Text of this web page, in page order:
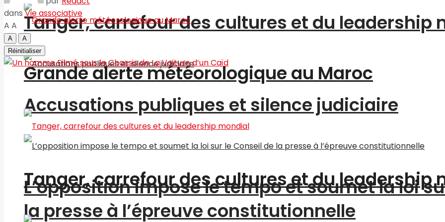
Tanger, carrefour des cultures et du leadership
Accusations publiques et silence judiciaire
L’opposition impose le tempo et soumet la loi
la presse à l’épreuve constitutionnelle
Grande alerte météorologique au Maroc
Tanger, carrefour des cultures et du leadership
dans Vie associative
A A
A
A
Réinitialiser